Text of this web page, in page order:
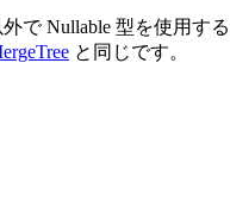
で Nullable 型を使用す
と同じです。